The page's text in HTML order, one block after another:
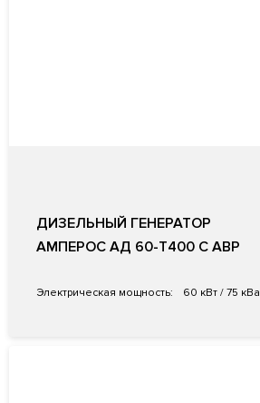
ДИЗЕЛЬНЫЙ ГЕНЕРАТОР
АМПЕРОС АД 60-Т400 С АВР
Электрическая мощность: 60 кВт / 75 кВа